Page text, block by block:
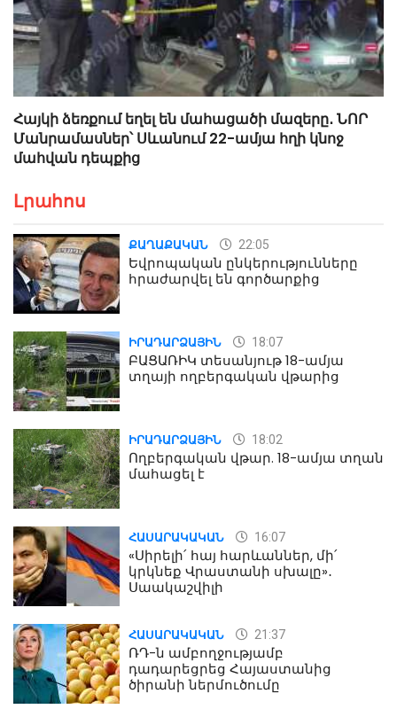
Հայկի ձեռքում եղել են մահացածի մազերը․ ՆՈՐ
Մանրամասներ՝ Սևանում 22-ամյա հղի կնոջ
մահվան դեպքից
Լրահոս
ՔԱՂԱՔԱԿԱՆ 22:05
Եվրոպական ընկերությունները
հրաժարվել են գործարքից
ԻՐԱԴԱՐՁԱՅԻՆ 18:07
ԲԱՑԱՌԻԿ տեսանյութ 18-ամյա
տղայի ողբերգական վթարից
ԻՐԱԴԱՐՁԱՅԻՆ 18:02
Ողբերգական վթար. 18-ամյա տղան
մահացել է
ՀԱՍԱՐԱԿԱԿԱՆ 16:07
«Սիրելի՛ հայ հարևաններ, մի՛
կրկնեք Վրաստանի սխալը»․
Սաակաշվիլի
ՀԱՍԱՐԱԿԱԿԱՆ 21:37
ՌԴ-ն ամբողջությամբ
դադարեցրեց Հայաստանից
ծիրանի ներմուծումը